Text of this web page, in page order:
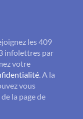
les 409
infolettres par
votre
. A la
vous
la page de